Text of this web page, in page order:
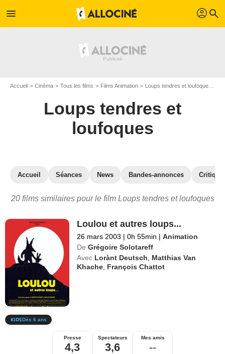
menu profil search
Accueil Cinéma Tous les films Films Animation Loups tendres et loufoques
Loups tendres et
loufoques
Accueil Séances News Bandes-annonces
20 films similaires pour le film Loups tendres et loufoques
Loulou et autres loups...
26 mars 2003 | 0h 55min | Animation
De Grégoire Solotareff
Avec Lorànt Deutsch
Matthias Van
Khache François Chattot
Dès 6 ans
Presse
4,3
Spectateurs
3,6
Mes amis
--